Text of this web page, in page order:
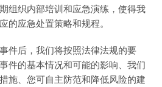
组织内部培训和应急演练，使得我
的应急处置策略和规程。
件后，我们将按照法律法规的要
件的基本情况和可能的影响、我们
施、您可自主防范和降低风险的建